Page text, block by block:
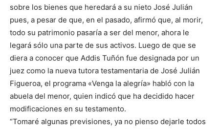
sobre los bienes que heredará a su nieto José Julián
pues, a pesar de que, en el pasado, afirmó que, al morir,
todo su patrimonio pasaría a ser del menor, ahora le
legará sólo una parte de sus activos. Luego de que se
diera a conocer que Addis Tuñón fue designada por un
juez como la nueva tutora testamentaria de José Julián
Figueroa, el programa «Venga la alegría» habló con la
abuela del menor, quien indicó que ha decidido hacer
modificaciones en su testamento.
“Tomaré algunas previsiones, ya no pienso dejarle todos